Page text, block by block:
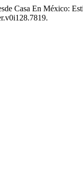
Casa En México: